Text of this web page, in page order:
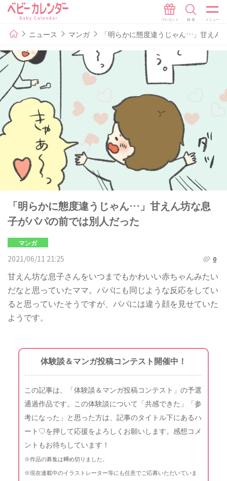
ニュース マンガ 「明らかに態度違うじゃん…」甘えん
「明らかに態度違うじゃん…」甘えん坊な息
子がパパの前では別人だった
マンガ
2021/06/11 21:25 0
甘えん坊な息子さんをいつまでもかわいい赤ちゃんみたい
だなと思っていたママ。パパにも同じような反応をしてい
ると思っていたそうですが、パパには違う顔を見せていた
ようです。
体験談＆マンガ投稿コンテスト開催中！
この記事は、「体験談＆マンガ投稿コンテスト」の予選
通過作品です。この体験談について「共感できた」「参
考になった」と思った方は、記事のタイトル下にあるハ
ート♡を押して応援をよろしくお願いします。感想コメ
ントもお待ちしています！
※作品の募集は締め切りました。
※現在連載中のイラストレーター等にも任意でご応募いただいていま